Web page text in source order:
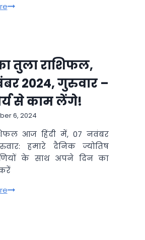
Aaj
पर
रखें
कंट्रोल,
कैसा
होगा
पर
आज
ग्रहों
का
प्रभाव?
तुला राशिफल,
2024, गुरुवार –
से काम लेंगे!
6, 2024
आज हिंदी में, 07 नवंबर
हमारे दैनिक ज्योतिष
के साथ अपने दिन का
आज